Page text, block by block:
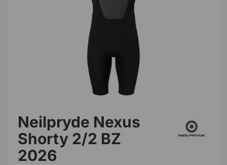
Neilpryde Nexus
Shorty 2/2 BZ
2026